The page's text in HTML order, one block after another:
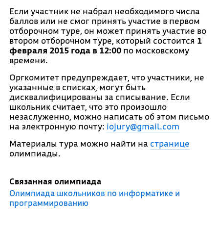
Если участник не набрал необходимого числа
баллов или не смог принять участие в первом
отборочном туре, он может принять участие во
втором отборочном туре, который состоится 1
февраля 2015 года в 12:00по московскому
времени.
Оргкомитет предупреждает, что участники, не
указанные в списках, могут быть
дисквалифицированы за списывание. Если
школьник считает, что это произошло
незаслуженно, можно написать об этом письмо
на электронную почту: iojury@gmail.com
Материалы тура можно найти на странице
олимпиады.
Связанная олимпиада
Олимпиада школьников по информатике и
программированию